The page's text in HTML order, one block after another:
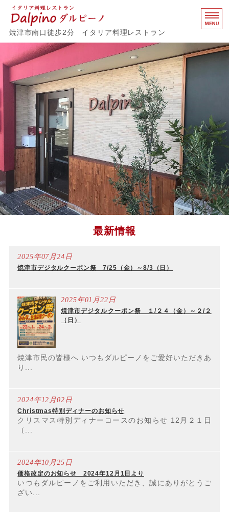
イタリア料理レスト
焼津市南口徒歩2分 イタリア料理レストラン
ホーム
メニュー
お客様の声
店舗概要
プロフィール
最新情報
2025年07月24日
焼津市デジタルクーポン祭 7/25（金）～8/3（日）
2025年01月22日
焼津市デジタルクーポン祭 １/２４（金）～２/２
（日）
焼津市民の皆様へ いつもダルピーノをご愛好いただきあ
り...
2024年12月02日
Christmas特別ディナーのお知らせ
クリスマス特別ディナーコースのお知らせ 12月２１日
（...
2024年10月25日
価格改定のお知らせ 2024年12月1日より
いつもダルピーノをご利用いただき、誠にありがとうご
ざい...